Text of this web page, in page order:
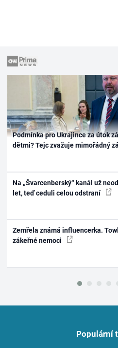
Podmínka pro Ukrajince za útok
dětmi? Tejc zvažuje mimořádný
Na „Švarcenberský“ kanál už
let, teď ceduli celou odstraní
Zemřela známá influencerka.
zákeřné nemoci
Populární